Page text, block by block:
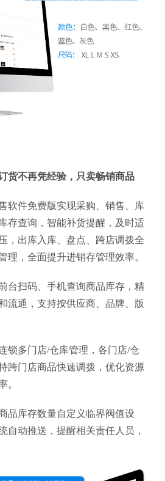
货不再凭经验，只卖畅销商品
软件免费版实现采购、销售、库
存查询，智能补货提醒，及时适
，出库入库、盘点、跨店调拨全
理，全面提升进销存管理效率。
台扫码、手机查询商品库存，精
流通，支持按供应商、品牌、版
锁多门店/仓库管理，各门店/仓
跨门店商品快速调拨，优化资源
。
品库存数量自定义临界阀值设
自动推送，提醒相关责任人员，